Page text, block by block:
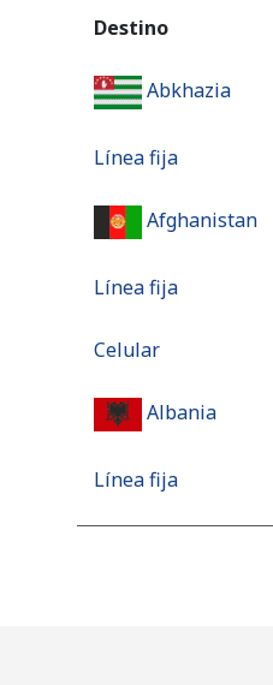
Destino
Abkhazia
Línea fija
Afghanistan
Línea fija
Celular
Albania
Línea fija